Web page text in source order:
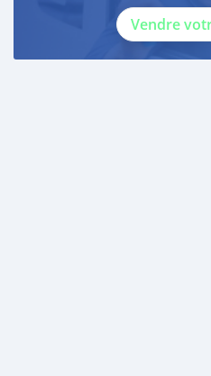
Vendre